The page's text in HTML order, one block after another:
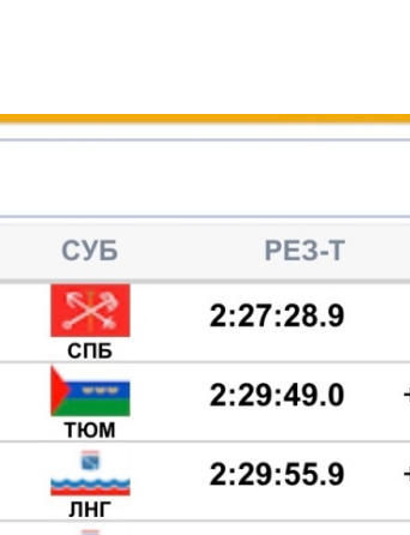
Карина Анатольевна
спорта, Тюменская область